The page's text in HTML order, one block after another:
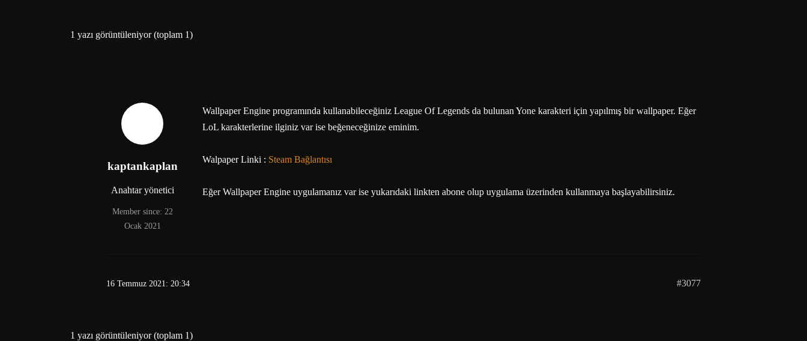
Post has published bykaptankaplan
9 Eylül 2023
1 yazı görüntüleniyor (toplam 1)
kaptankaplan
Anahtar yönetici
Member since: 22
Ocak 2021
Wallpaper Engine programında kullanabileceğiniz League Of Legends da bulunan Yone karakteri için yapılmış bir wallpaper. Eğer
LoL karakterlerine ilginiz var ise beğeneceğinize eminim.
Walpaper Linki : Steam Bağlantısı
Eğer Wallpaper Engine uygulamanız var ise yukarıdaki linkten abone olup uygulama üzerinden kullanmaya başlayabilirsiniz.
16 Temmuz 2021: 20:34 #3077
1 yazı görüntüleniyor (toplam 1)